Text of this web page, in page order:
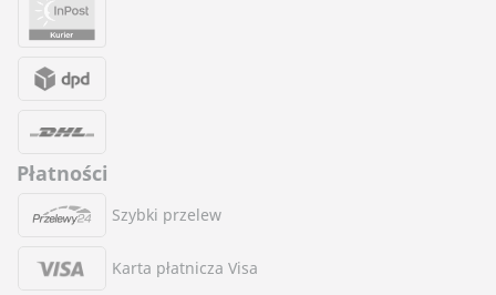
Płatności
Szybki przelew
Karta płatnicza Visa